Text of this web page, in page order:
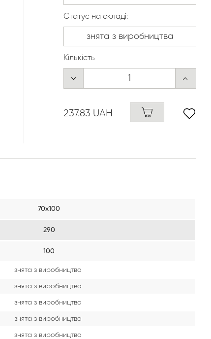
Статус на складі:
Кількість
237.83 UAH
70х100
290
100
знята з виробництва
знята з виробництва
знята з виробництва
знята з виробництва
знята з виробництва